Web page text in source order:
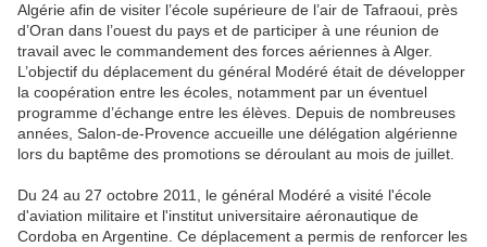
Algérie afin de visiter l’école supérieure de l’air de Tafraoui, près
d’Oran dans l’ouest du pays et de participer à une réunion de
travail avec le commandement des forces aériennes à Alger.
L’objectif du déplacement du général Modéré était de développer
la coopération entre les écoles, notamment par un éventuel
programme d’échange entre les élèves. Depuis de nombreuses
années, Salon-de-Provence accueille une délégation algérienne
lors du baptême des promotions se déroulant au mois de juillet.
Du 24 au 27 octobre 2011, le général Modéré a visité l'école
d'aviation militaire et l'institut universitaire aéronautique de
Cordoba en Argentine. Ce déplacement a permis de renforcer les